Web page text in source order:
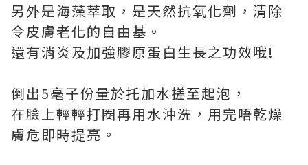
另外是海藻萃取，是天然抗氧化劑，清除
令皮膚老化的自由基。
還有消炎及加強膠原蛋白生長之功效哦!
倒出5毫子份量於托加水搓至起泡，
在臉上輕輕打圈再用水沖洗，用完唔乾燥
膚危即時提亮。